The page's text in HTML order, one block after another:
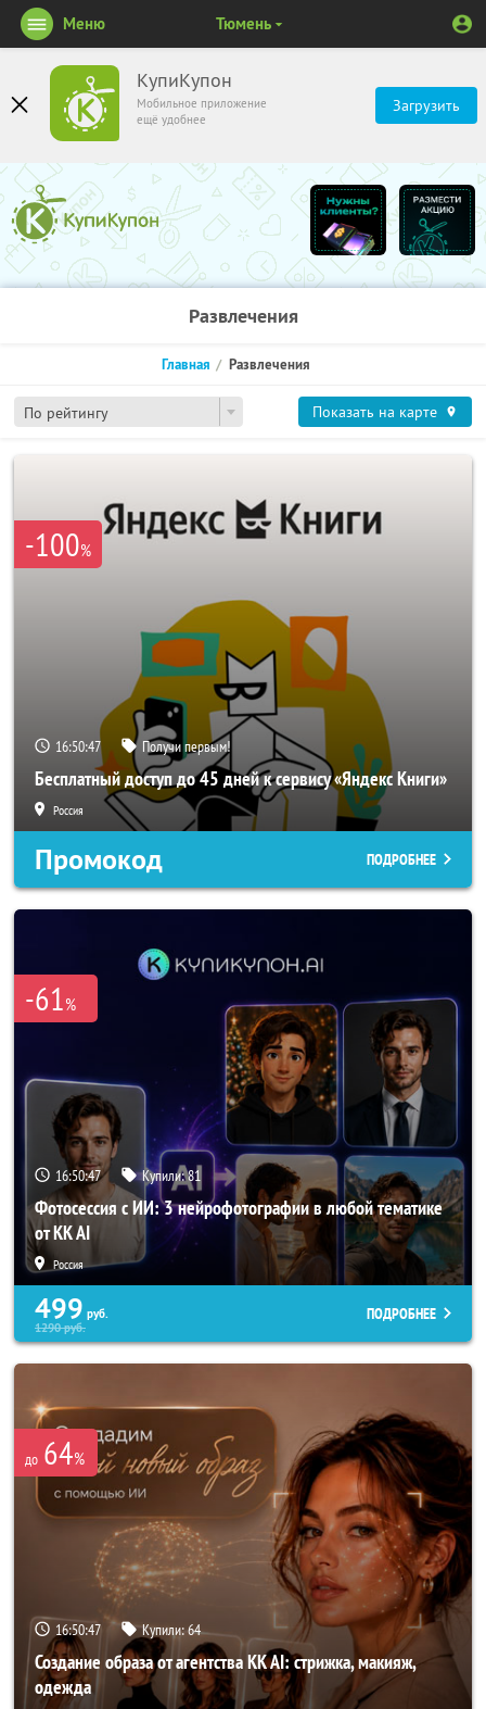
КупиКупон
Мобильное приложение
ещё удобнее
Загрузить
Меню Тюмень
Развлечения
По рейтингу
Главная Развлечения
Показать на карте
-100%
16:50:44 Получи первым!
Бесплатный доступ до 45 дней к сервису «Яндекс Книги»
Россия
Промокод ПОДРОБНЕЕ
-61%
16:50:44 Купили:81
Фотосессия с ИИ: 3 нейрофотографии в любой тематике
от KK AI
Россия
499 руб.
1290руб.
ПОДРОБНЕЕ
до 64%
16:50:44 Купили:64
Создание образа от агентства KK AI: стрижка, макияж,
одежда